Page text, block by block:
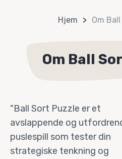
Hjem Om
Om Ball
"Ball Sort Puzzle er et
avslappende og
puslespill som tester din
strategiske tenkning og